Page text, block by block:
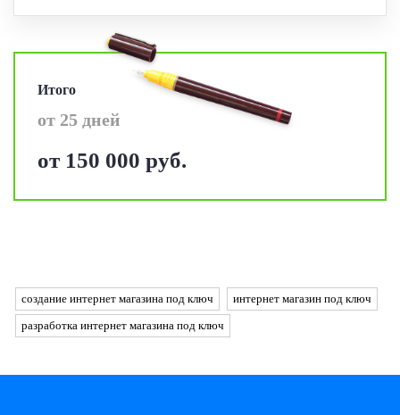
Итого
от 25 дней
от 150 000 руб.
создание интернет магазина под ключ
интернет магазин под ключ
разработка интернет магазина под ключ